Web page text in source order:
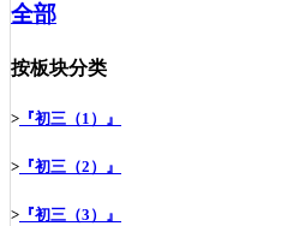
全部
按板块分类
> 『初三（1）』
> 『初三（2）』
> 『初三（3）』